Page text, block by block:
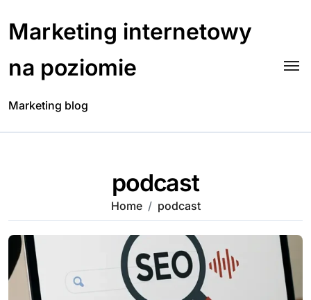
content
Marketing internetowy
na poziomie
Marketing blog
podcast
Home podcast